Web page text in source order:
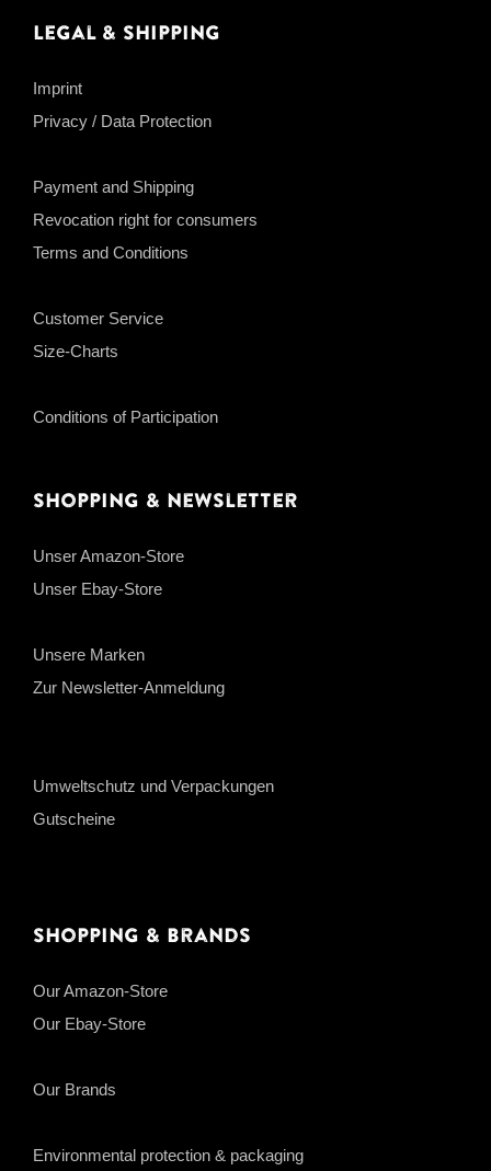
Legal & Shipping
Imprint
Privacy / Data Protection
Payment and Shipping
Revocation right for consumers
Terms and Conditions
Customer Service
Size-Charts
Conditions of Participation
Shopping & Newsletter
Unser Amazon-Store
Unser Ebay-Store
Unsere Marken
Zur Newsletter-Anmeldung
Umweltschutz und Verpackungen
Gutscheine
Shopping & Brands
Our Amazon-Store
Our Ebay-Store
Our Brands
Environmental protection & packaging